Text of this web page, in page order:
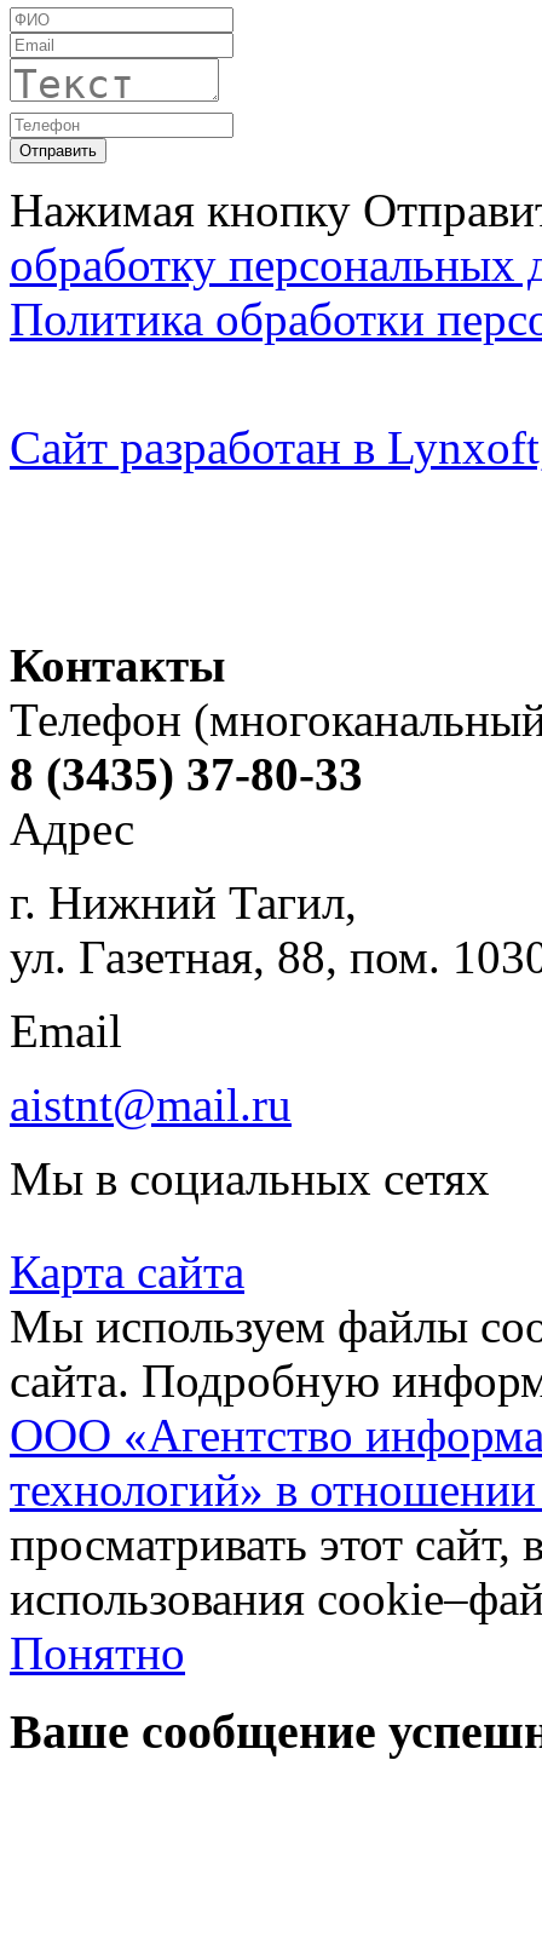
Нажимая кнопку
обработку персональных
Политика обработки
Сайт разработан в
Контакты
Телефон
8 (3435) 37-80-33
Адрес
г. Нижний Тагил,
ул. Газетная, 88, пом.
Email
aistnt@mail.ru
Мы в социальных сетях
Карта сайта
Мы используем файлы
сайта. Подробную
ООО «Агентство
технологий» в
просматривать этот
использования
Понятно
Ваше сообщение